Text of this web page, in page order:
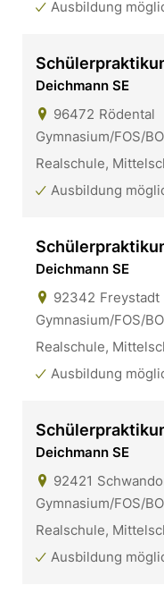
Ausbildung
Deichmann SE
96472 Rödental
Gymnasium/FOS/
Realschule,
Ausbildung
Deichmann SE
92342 Freystadt
Gymnasium/FOS/
Realschule,
Ausbildung
Deichmann SE
92421
Gymnasium/FOS/
Realschule,
Ausbildung